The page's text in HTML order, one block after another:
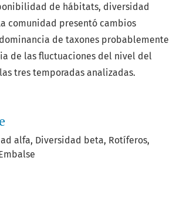
alfa Diversidad beta Rotíferos
de hábitats, diversidad
comunidad presentó cambios
de taxones probablemente
de las fluctuaciones del nivel del
tres temporadas analizadas.